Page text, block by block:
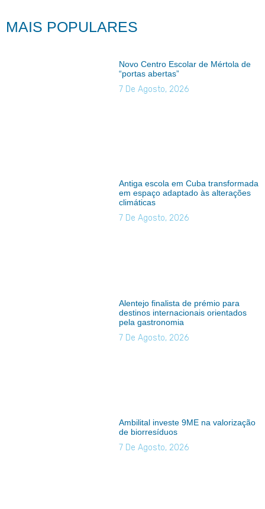
MAIS POPULARES
Novo Centro Escolar de Mértola de
“portas abertas”
7 De Agosto, 2026
Antiga escola em Cuba transformada
em espaço adaptado às alterações
climáticas
7 De Agosto, 2026
Alentejo finalista de prémio para
destinos internacionais orientados
pela gastronomia
7 De Agosto, 2026
Ambilital investe 9ME na valorização
de biorresíduos
7 De Agosto, 2026